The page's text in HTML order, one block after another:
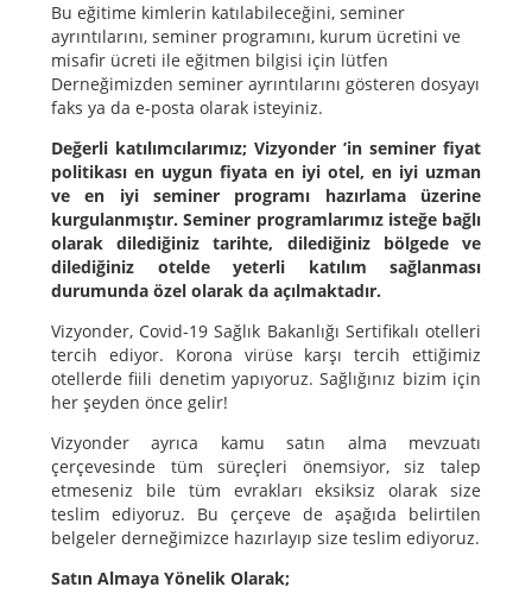
Bu eğitime kimlerin katılabileceğini, seminer
ayrıntılarını, seminer programını, kurum ücretini ve
misafir ücreti ile eğitmen bilgisi için lütfen
Derneğimizden seminer ayrıntılarını gösteren dosyayı
faks ya da e-posta olarak isteyiniz.
Değerli katılımcılarımız; Vizyonder ’in seminer fiyat
politikası en uygun fiyata en iyi otel, en iyi uzman
ve en iyi seminer programı hazırlama üzerine
kurgulanmıştır. Seminer programlarımız isteğe bağlı
olarak dilediğiniz tarihte, dilediğiniz bölgede ve
dilediğiniz otelde yeterli katılım sağlanması
durumunda özel olarak da açılmaktadır.
Vizyonder, Covid-19 Sağlık Bakanlığı Sertifikalı otelleri
tercih ediyor. Korona virüse karşı tercih ettiğimiz
otellerde fiili denetim yapıyoruz. Sağlığınız bizim için
her şeyden önce gelir!
Vizyonder ayrıca kamu satın alma mevzuatı
çerçevesinde tüm süreçleri önemsiyor, siz talep
etmeseniz bile tüm evrakları eksiksiz olarak size
teslim ediyoruz. Bu çerçeve de aşağıda belirtilen
belgeler derneğimizce hazırlayıp size teslim ediyoruz.
Satın Almaya Yönelik Olarak;